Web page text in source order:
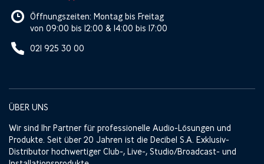
Öffnungszeiten: Montag bis Freitag
von 09:00 bis 12:00 & 14:00 bis 17:00
021 925 30 00
ÜBER UNS
Wir sind Ihr Partner für professionelle Audio-Lösungen und
Produkte. Seit über 20 Jahren ist die Decibel S.A. Exklusiv-
Distributor hochwertiger Club-, Live-, Studio/Broadcast- und